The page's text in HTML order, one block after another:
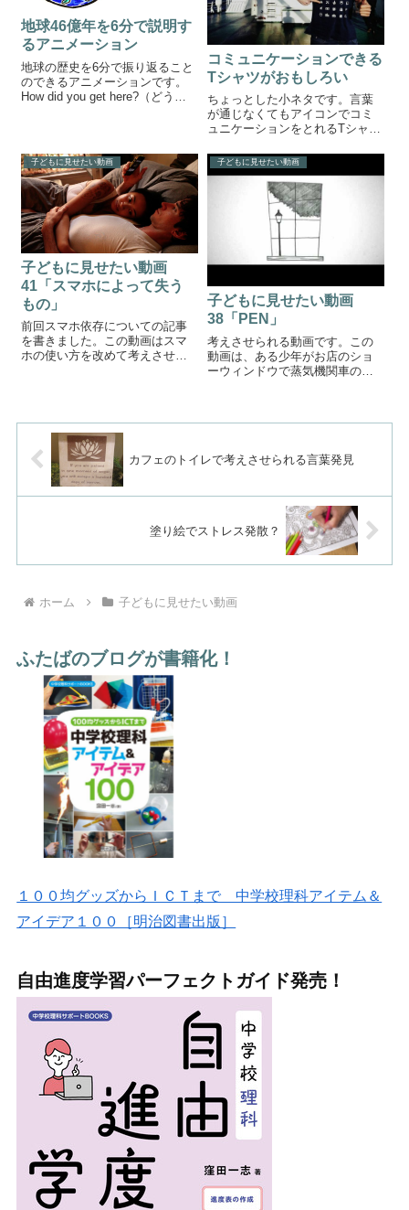
地球46億年を6分で説明す
るアニメーション
地球の歴史を6分で振り返ること
のできるアニメーションです。
How did you get here?（どうや
水、水中での生命の誕生、酸素
の利用、オゾン層の...
コミュニケーションできる
Tシャツがおもしろい
ちょっとした小ネタです。言葉
が通じなくてもアイコンでコミ
ュニケーションをとれるTシャツ
speak）」を紹介します。アイコ
ンスピークは、言葉が通じない
海外旅行などでＴシャツに描か
れたアイコンを指差すだけでコ
子どもに見せたい動画
子どもに見せたい動画
41「スマホによって失う
もの」
前回スマホ依存についての記事
を書きました。この動画はスマ
ホの使い方を改めて考えさせて
子どもに見せたい動画
子どもに見せたい動画
38「PEN」
考えさせられる動画です。この
動画は、ある少年がお店のショ
ーウィンドウで蒸気機関車の模
した。すると驚く...
カフェのトイレで考えさせられる言葉発見
塗り絵でストレス発散？
ホーム 子どもに見せたい動画
ふたばのブログが書籍化！
１００均グッズからＩＣＴまで 中学校理科アイテム＆
アイデア１００［明治図書出版］
自由進度学習パーフェクトガイド発売！